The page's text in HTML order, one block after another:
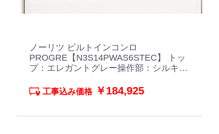
ノーリツ ビルトインコンロ
PROGRE【N3S14PWAS6STEC】 トッ
プ：エレガントグレー操作部：シルキー
工事込み価格￥184,925